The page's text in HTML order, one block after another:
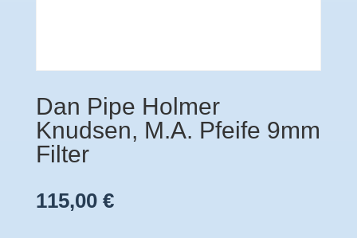
Dan Pipe Holmer
Knudsen, M.A. Pfeife 9mm
Filter
115,00 €